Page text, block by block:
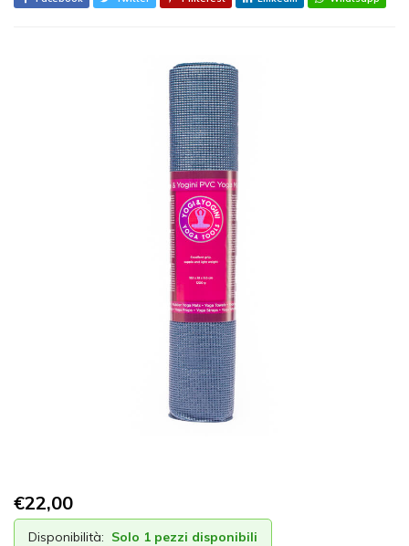
€22,00
Disponibilità: Solo 1 pezzi disponibili